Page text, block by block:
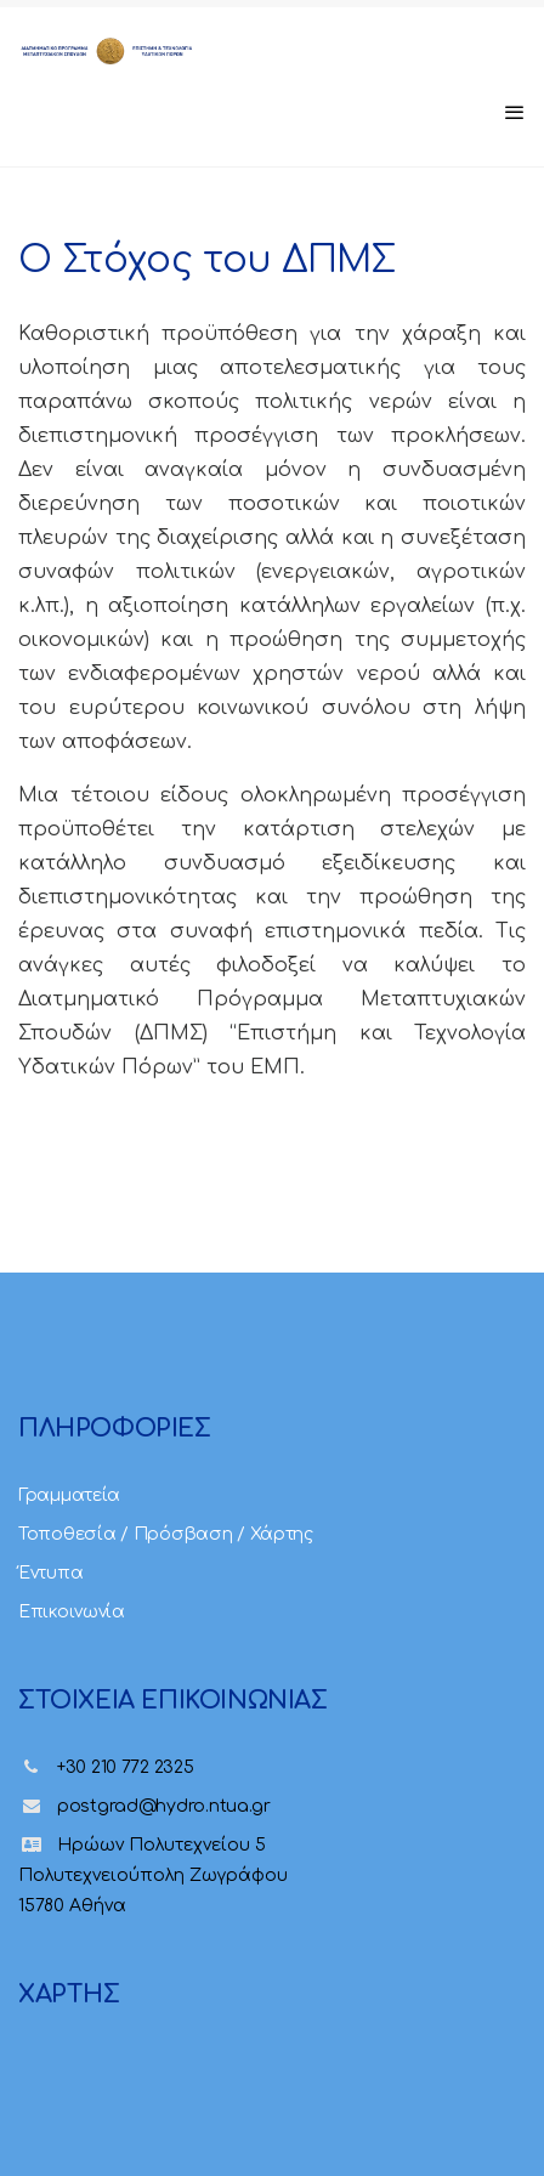
Ο Στόχος του ΔΠΜΣ
Καθοριστική προϋπόθεση για την χάραξη και
υλοποίηση μιας αποτελεσματικής για τους
παραπάνω σκοπούς πολιτικής νερών είναι η
διεπιστημονική προσέγγιση των προκλήσεων.
Δεν είναι αναγκαία μόνον η συνδυασμένη
διερεύνηση των ποσοτικών και ποιοτικών
πλευρών της διαχείρισης αλλά και η συνεξέταση
συναφών πολιτικών (ενεργειακών, αγροτικών
κ.λπ.), η αξιοποίηση κατάλληλων εργαλείων (π.χ.
οικονομικών) και η προώθηση της συμμετοχής
των ενδιαφερομένων χρηστών νερού αλλά και
του ευρύτερου κοινωνικού συνόλου στη λήψη
των αποφάσεων.
Μια τέτοιου είδους ολοκληρωμένη προσέγγιση
προϋποθέτει την κατάρτιση στελεχών με
κατάλληλο συνδυασμό εξειδίκευσης και
διεπιστημονικότητας και την προώθηση της
έρευνας στα συναφή επιστημονικά πεδία. Τις
ανάγκες αυτές φιλοδοξεί να καλύψει το
Διατμηματικό Πρόγραμμα Μεταπτυχιακών
Σπουδών (ΔΠΜΣ) “Επιστήμη και Τεχνολογία
Υδατικών Πόρων” του ΕΜΠ.
ΠΛΗΡΟΦΟΡΙΕΣ
Γραμματεία
Τοποθεσία / Πρόσβαση / Χάρτης
Έντυπα
Επικοινωνία
ΣΤΟΙΧΕΙΑ ΕΠΙΚΟΙΝΩΝΙΑΣ
+30 210 772 2325
postgrad@hydro.ntua.gr
Ηρώων Πολυτεχνείου 5
Πολυτεχνειούπολη Ζωγράφου
15780 Αθήνα
ΧΑΡΤΗΣ